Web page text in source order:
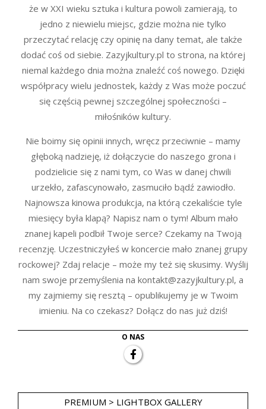
że w XXI wieku sztuka i kultura powoli zamierają, to
jedno z niewielu miejsc, gdzie można nie tylko
przeczytać relację czy opinię na dany temat, ale także
dodać coś od siebie. Zazyjkultury.pl to strona, na której
niemal każdego dnia można znaleźć coś nowego. Dzięki
współpracy wielu jednostek, każdy z Was może poczuć
się częścią pewnej szczególnej społeczności –
miłośników kultury.
Nie boimy się opinii innych, wręcz przeciwnie – mamy
głęboką nadzieję, iż dołączycie do naszego grona i
podzielicie się z nami tym, co Was w danej chwili
urzekło, zafascynowało, zasmuciło bądź zawiodło.
Najnowsza kinowa produkcja, na którą czekaliście tyle
miesięcy była klapą? Napisz nam o tym! Album mało
znanej kapeli podbił Twoje serce? Czekamy na Twoją
recenzję. Uczestniczyłeś w koncercie mało znanej grupy
rockowej? Zdaj relacje – może my też się skusimy. Wyślij
nam swoje przemyślenia na kontakt@zazyjkultury.pl, a
my zajmiemy się resztą – opublikujemy je w Twoim
imieniu. Na co czekasz? Dołącz do nas już dziś!
O NAS
PREMIUM > LIGHTBOX GALLERY